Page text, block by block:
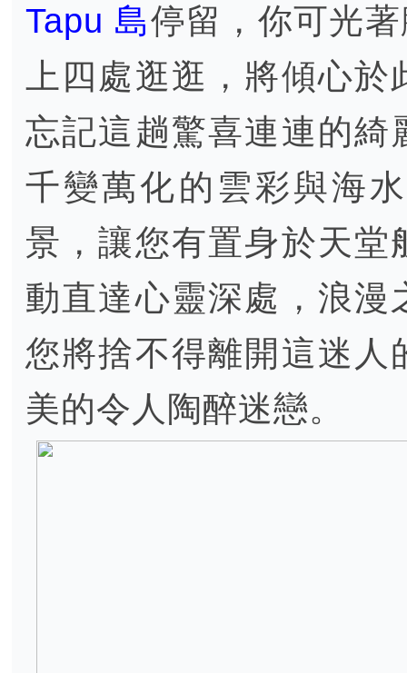
Tapu 島停留，你可光
上四處逛逛，將傾心
忘記這趟驚喜連連的綺
千變萬化的雲彩與海
景，讓您有置身於天堂
動直達心靈深處，浪漫
您將捨不得離開這迷人
美的令人陶醉迷戀。